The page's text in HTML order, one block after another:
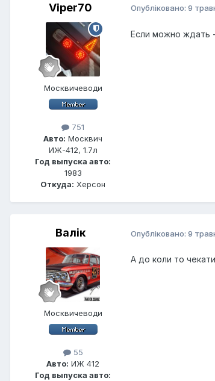
Viper70
Москвичеводи
751
Авто: Москвич
ИЖ-412, 1.7л
Год выпуска авто:
1983
Откуда: Херсон
Опубліковано: 9
Если можно ждать
Валік
Москвичеводи
55
Авто: ИЖ 412
Год выпуска авто:
Опубліковано: 9
А до коли то